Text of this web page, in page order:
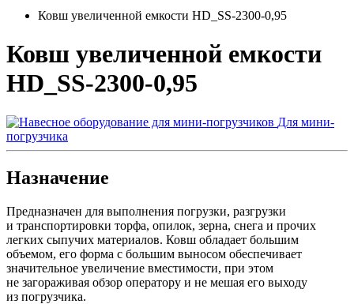
Ковш увеличенной емкости HD_SS-2300-0,95
Ковш увеличенной емкости
HD_SS-2300-0,95
Для мини-
погрузчика
Назначение
Предназначен для выполнения погрузки, разгрузки
и транспортировки торфа, опилок, зерна, снега и прочих
легких сыпучих материалов. Ковш обладает большим
объемом, его форма с большим выносом обеспечивает
значительное увеличение вместимости, при этом
не загораживая обзор оператору и не мешая его выходу
из погрузчика.